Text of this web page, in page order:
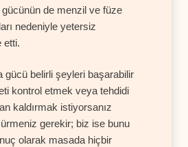
de menzil ve füze
nedeniyle yetersiz
etti.
gücü belirli şeyleri başarabilir
kontrol etmek veya tehdidi
kaldırmak istiyorsanız
gerekir; biz ise bunu
olarak masada hiçbir